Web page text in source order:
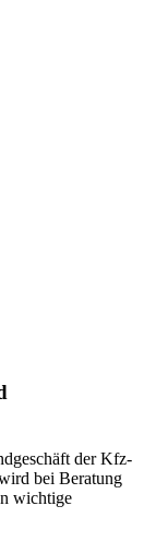
der Kfz-
bei Beratung
wichtige